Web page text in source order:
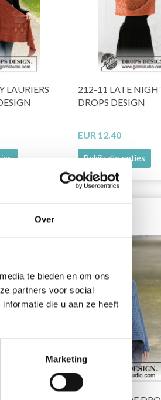
Over
te bieden en om ons
partners voor social
die u aan ze heeft
Marketing
LAURIERS
212-11 LATE
DROPS DESIGN
EUR 12.40
Bekijk alle opties